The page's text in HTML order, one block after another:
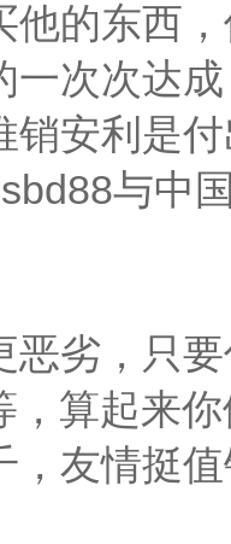
他的东西
一次次达
销安利是
与中
劣，只要
，算起来
，友情挺